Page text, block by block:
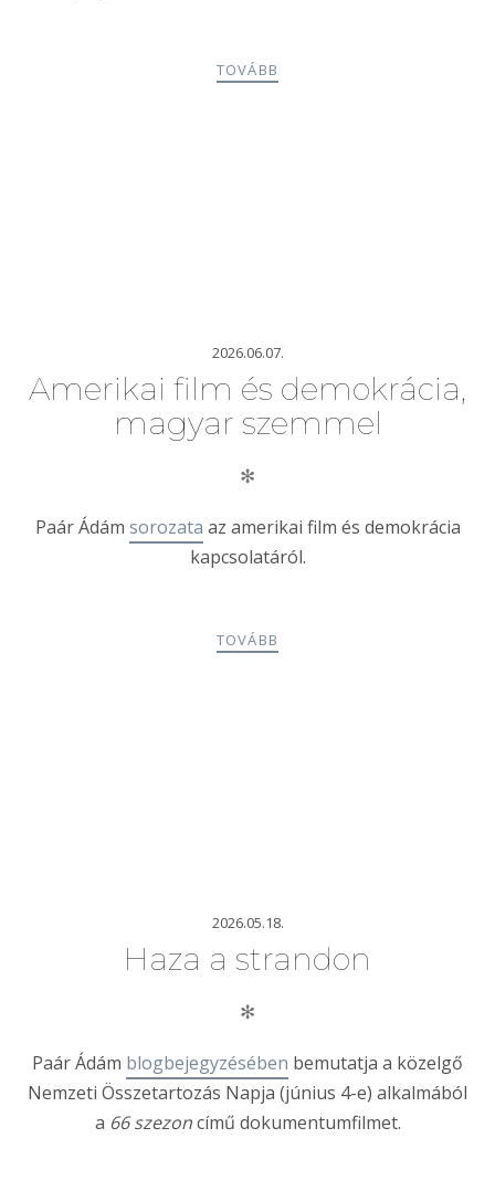
TOVÁBB
2026.06.07.
Amerikai film és demokrácia,
magyar szemmel
✻
Paár Ádám sorozata az amerikai film és demokrácia
kapcsolatáról.
TOVÁBB
2026.05.18.
Haza a strandon
✻
Paár Ádám blogbejegyzésében bemutatja a közelgő
Nemzeti Összetartozás Napja (június 4-e) alkalmából
a 66 szezoncímű dokumentumfilmet.